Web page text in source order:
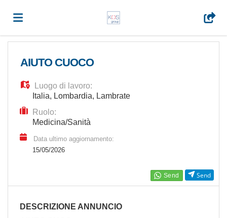
Offerte
di
Carica
Send
AIUTO CUOCO
Luogo di lavoro:
Italia, Lombardia, Lambrate
Ruolo:
Medicina/Sanità
Data ultimo aggiornamento:
15/05/2026
DESCRIZIONE ANNUNCIO